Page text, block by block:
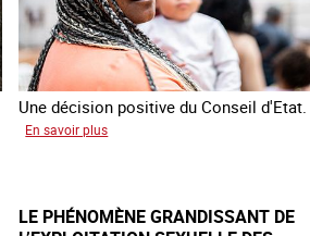
Une décision positive du Conseil d'Etat.
En savoir plus
d'obtenir
LE PHÉNOMÈNE GRANDISSANT DE